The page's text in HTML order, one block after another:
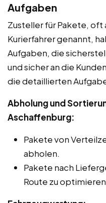
Aufgaben
Zusteller für Pakete,
Kurierfahrer genannt,
Aufgaben, die
und sicher an die
die detaillierten
Abholung und
Aschaffenburg:
Pakete von
abholen.
Pakete nach
Route zu